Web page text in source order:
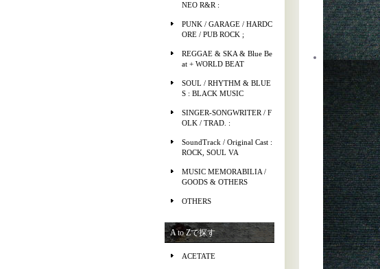
NEO R&R :
PUNK / GARAGE / HARDC
ORE / PUB ROCK ;
REGGAE & SKA & Blue Be
at + WORLD BEAT
SOUL / RHYTHM & BLUE
S : BLACK MUSIC
SINGER-SONGWRITER / F
OLK / TRAD. :
SoundTrack / Original Cast :
ROCK, SOUL VA
MUSIC MEMORABILIA /
GOODS & OTHERS
OTHERS
A to Zで探す
ACETATE